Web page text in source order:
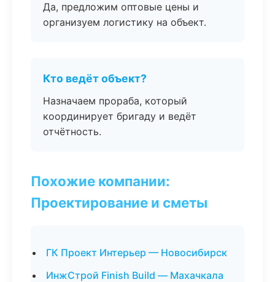
Да, предложим оптовые цены и
организуем логистику на объект.
Кто ведёт объект?
Назначаем прораба, который
координирует бригаду и ведёт
отчётность.
Похожие компании:
Проектирование и сметы
ГК Проект Интерьер — Новосибирск
ИнжСтрой Finish Build — Махачкала